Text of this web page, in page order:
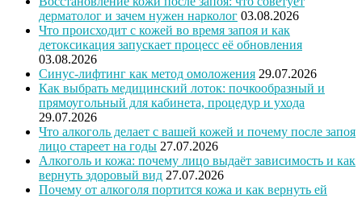
дерматолог и зачем нужен нарколог 03.08.2026
Что происходит с кожей во время запоя и как
детоксикация запускает процесс её обновления
03.08.2026
Синус-лифтинг как метод омоложения 29.07.2026
Как выбрать медицинский лоток: почкообразный и
прямоугольный для кабинета, процедур и ухода
29.07.2026
Что алкоголь делает с вашей кожей и почему после запоя
лицо стареет на годы 27.07.2026
Алкоголь и кожа: почему лицо выдаёт зависимость и как
вернуть здоровый вид 27.07.2026
Почему от алкоголя портится кожа и как вернуть ей